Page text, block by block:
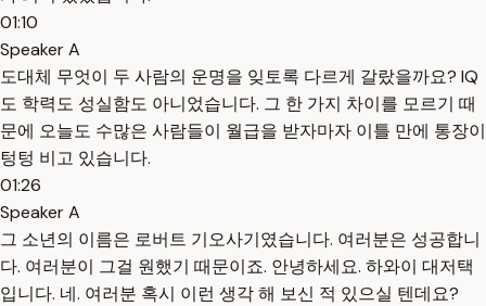
01:10
Speaker A
도대체 무엇이 두 사람의 운명을 잊토록 다르게 갈랐을까요? IQ
도 학력도 성실함도 아니었습니다. 그 한 가지 차이를 모르기 때
문에 오늘도 수많은 사람들이 월급을 받자마자 이틀 만에 통장이
텅텅 비고 있습니다.
01:26
Speaker A
그 소년의 이름은 로버트 기오사기였습니다. 여러분은 성공합니
다. 여러분이 그걸 원했기 때문이죠. 안녕하세요. 하와이 대저택
입니다. 네. 여러분 혹시 이런 생각 해 보신 적 있으실 텐데요?